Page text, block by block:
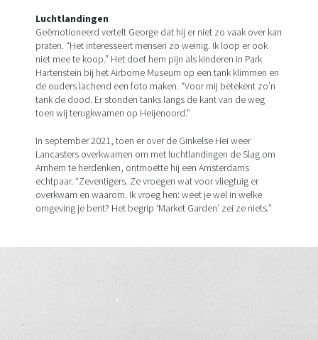
Luchtlandingen
Geëmotioneerd vertelt George dat hij er niet zo vaak over kan
praten. “Het interesseert mensen zo weinig. Ik loop er ook
niet mee te koop.” Het doet hem pijn als kinderen in Park
Hartenstein bij het Airborne Museum op een tank klimmen en
de ouders lachend een foto maken. “Voor mij betekent zo’n
tank de dood. Er stonden tanks langs de kant van de weg
toen wij terugkwamen op Heijenoord.”
In september 2021, toen er over de Ginkelse Hei weer
Lancasters overkwamen om met luchtlandingen de Slag om
Arnhem te herdenken, ontmoette hij een Amsterdams
echtpaar. “Zeventigers. Ze vroegen wat voor vliegtuig er
overkwam en waarom. Ik vroeg hen: weet je wel in welke
omgeving je bent? Het begrip ‘Market Garden’ zei ze niets.”